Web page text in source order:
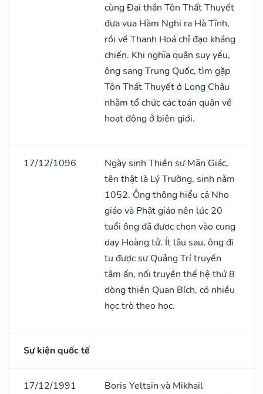
cùng Đại thần Tôn Thất Thuyết
đưa vua Hàm Nghi ra Hà Tĩnh,
rồi về Thanh Hoá chỉ đạo kháng
chiến. Khi nghĩa quân suy yếu,
ông sang Trung Quốc, tìm gặp
Tôn Thất Thuyết ở Long Châu
nhằm tổ chức các toán quân về
hoạt động ở biên giới.
17/12/1096
Ngày sinh Thiền sư Mãn Giác,
tên thật là Lý Trường, sinh nǎm
1052. Ông thông hiểu cả Nho
giáo và Phật giáo nên lúc 20
tuổi ông đã được chọn vào cung
dạy Hoàng tử. Ít lâu sau, ông đi
tu được sư Quảng Trí truyền
tâm ấn, nối truyền thế hệ thứ 8
dòng thiền Quan Bích, có nhiều
học trò theo học.
Sự kiện quốc tế
17/12/1991
Boris Yeltsin và Mikhail